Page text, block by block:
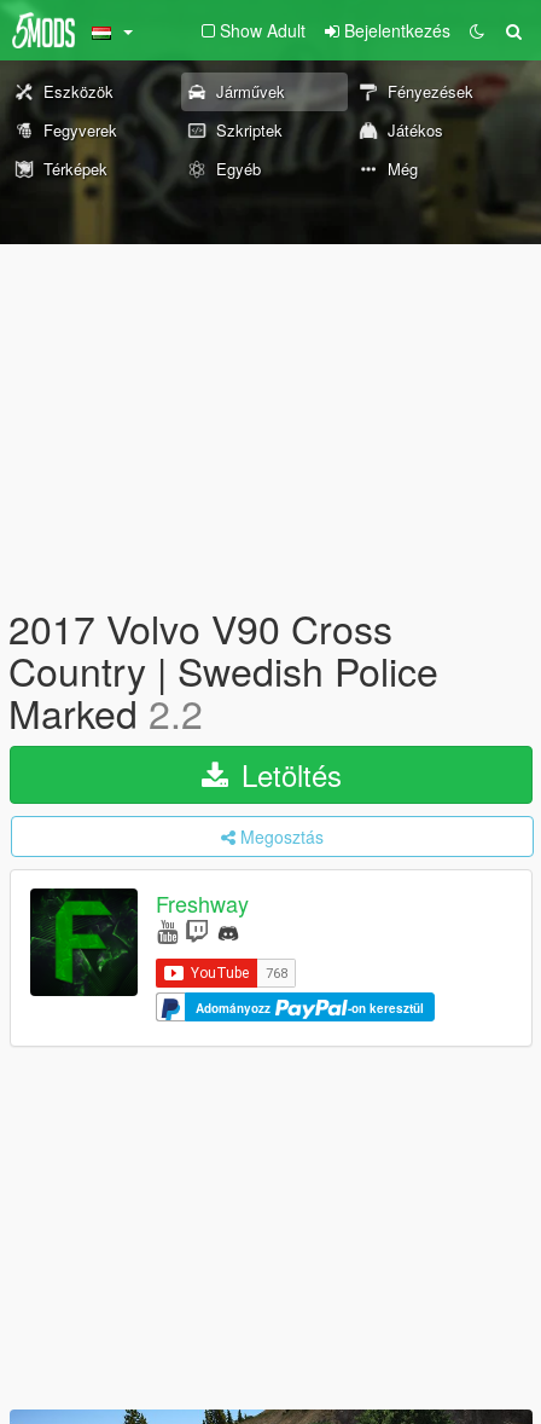
Show Adult Bejelentkezés
Eszközök Járművek
Fényezések
Fegyverek
Szkriptek
Játékos
Térképek
Egyéb Még
2017 Volvo V90 Cross
Country | Swedish Police
Marked 2.2
Letöltés
Megosztás
Freshway
Adományozz -on keresztül